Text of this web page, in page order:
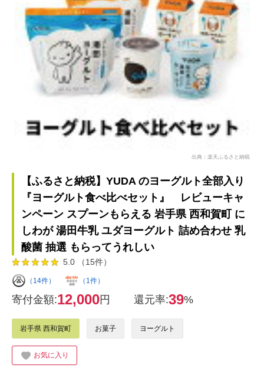
出典：楽天ふるさと納税
【ふるさと納税】YUDA のヨーグルト全部入り
『ヨーグルト食べ比べセット』 レビューキャ
ンペーン スプーンもらえる 岩手県 西和賀町 に
しわが 湯田牛乳 ユダヨーグルト 詰め合わせ 乳
酸菌 抽選 もらってうれしい
5.0 （15件）
（14件） （1件）
寄付金額:12,000円 還元率:39%
岩手県 西和賀町 お菓子 ヨーグルト
お気に入り